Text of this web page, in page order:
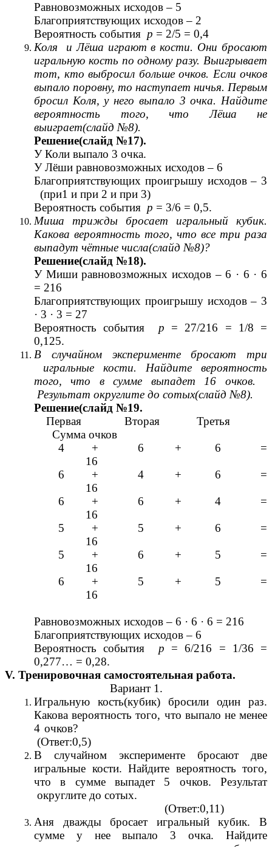
Равновозможных исходов – 5
Благоприятствующих исходов – 2
Вероятность события р = 2/5 = 0,4
Коля и Лёша играют в кости. Они бросают
игральную кость по одному разу. Выигрывает
тот, кто выбросил больше очков. Если очков
выпало поровну, то наступает ничья. Первым
бросил Коля, у него выпало 3 очка. Найдите
вероятность того, что Лёша не
выиграет(слайд №8).
Решение(слайд №17).
У Коли выпало 3 очка.
У Лёши равновозможных исходов – 6
Благоприятствующих проигрышу исходов – 3
(при1 и при 2 и при 3)
Вероятность события р = 3/6 = 0,5.
Миша трижды бросает игральный кубик.
Какова вероятность того, что все три раза
выпадут чётные числа(слайд №8)?
Решение(слайд №18).
У Миши равновозможных исходов – 6 · 6 · 6
= 216
Благоприятствующих проигрышу исходов – 3
· 3 · 3 = 27
Вероятность события р = 27/216 = 1/8 =
0,125.
В случайном эксперименте бросают три
игральные кости. Найдите вероятность
того, что в сумме выпадет 16 очков.
Результат округлите до сотых(слайд №8).
Решение(слайд №19.
Первая Вторая Третья
Сумма очков
4 + 6 + 6 =
16
6 + 4 + 6 =
16
6 + 6 + 4 =
16
5 + 5 + 6 =
16
5 + 6 + 5 =
16
6 + 5 + 5 =
16
Равновозможных исходов – 6 · 6 · 6 = 216
Благоприятствующих исходов – 6
Вероятность события р = 6/216 = 1/36 =
0,277… = 0,28.
V. Тренировочная самостоятельная работа.
Вариант 1.
Игральную кость(кубик) бросили один раз.
Какова вероятность того, что выпало не менее
4 очков?
(Ответ:0,5)
В случайном эксперименте бросают две
игральные кости. Найдите вероятность того,
что в сумме выпадет 5 очков. Результат
округлите до сотых.
(Ответ:0,11)
Аня дважды бросает игральный кубик. В
сумме у нее выпало 3 очка. Найдите